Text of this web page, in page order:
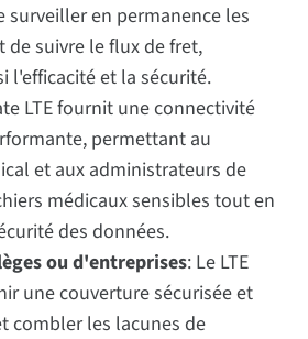
surveiller en permanence les
de suivre le flux de fret,
l'efficacité et la sécurité.
LTE fournit une connectivité
permettant au
et aux administrateurs de
médicaux sensibles tout en
des données.
ou d'entreprises: Le LTE
une couverture sécurisée et
combler les lacunes de